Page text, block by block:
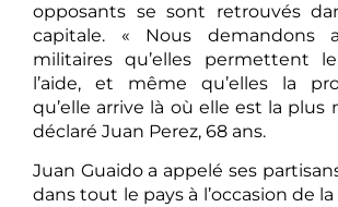
opposants se sont retrouvés
capitale. « Nous demandons
militaires qu’elles permettent
l’aide, et même qu’elles la
qu’elle arrive là où elle est la plus
déclaré Juan Perez, 68 ans.
Juan Guaido a appelé ses
dans tout le pays à l’occasion de